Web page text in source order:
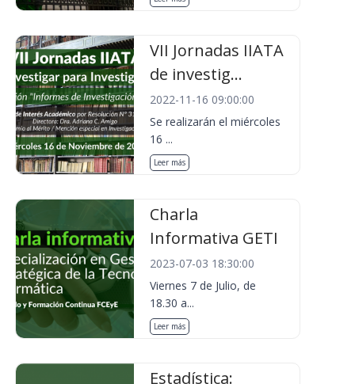
VII Jornadas IIATA
de investig...
2022-11-16 09:00:00
Se realizarán el miércoles
16 ...
Leer más
Charla
Informativa GETI
2023-07-03 18:30:00
Viernes 7 de Julio, de
18.30 a...
Leer más
Estadística: